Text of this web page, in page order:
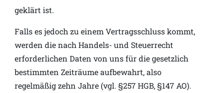
geklärt ist.
Falls es jedoch zu einem Vertragsschluss kommt,
werden die nach Handels- und Steuerrecht
erforderlichen Daten von uns für die gesetzlich
bestimmten Zeiträume aufbewahrt, also
regelmäßig zehn Jahre (vgl. §257 HGB, §147 AO).